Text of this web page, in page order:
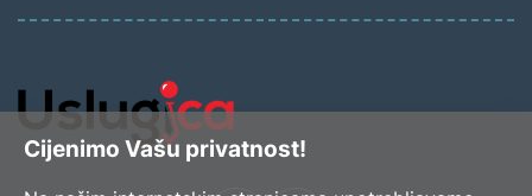
Cijenimo Vašu privatnost!